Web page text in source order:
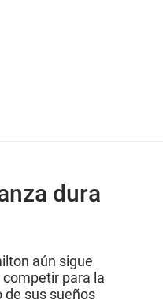
dura
aún sigue
para la
de sus sueños